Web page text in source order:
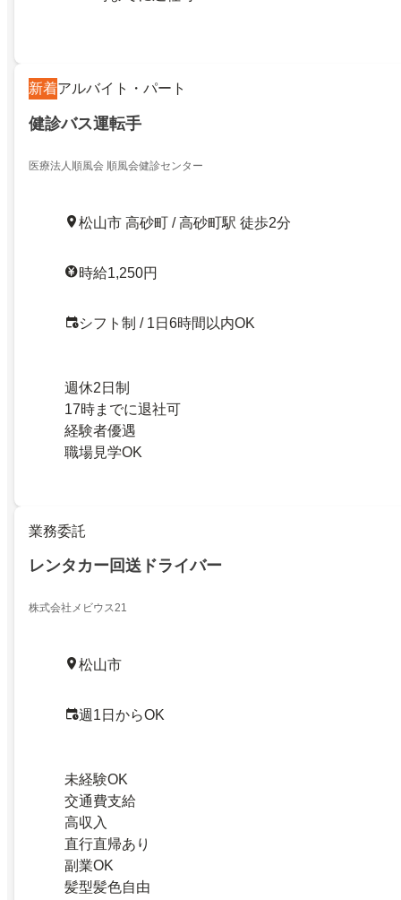
新着アルバイト・パート
健診バス運転手
医療法人順風会 順風会健診センター
松山市 高砂町 / 高砂町駅 徒歩2分
時給1,250円
シフト制 / 1日6時間以内OK
週休2日制
17時までに退社可
経験者優遇
職場見学OK
業務委託
レンタカー回送ドライバー
株式会社メビウス21
松山市
週1日からOK
未経験OK
交通費支給
高収入
直行直帰あり
副業OK
髪型髪色自由